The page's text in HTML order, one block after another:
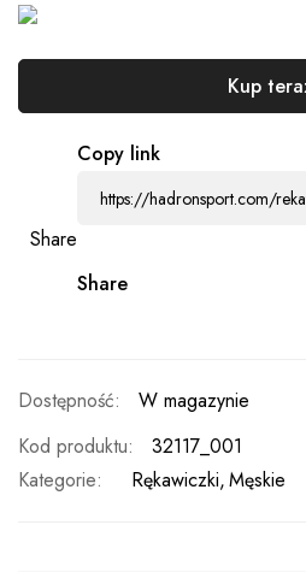
Kup
Share
Copy link
Share
W magazynie
Kod produktu
32117_001
Kategorie:
Rękawiczki Męskie